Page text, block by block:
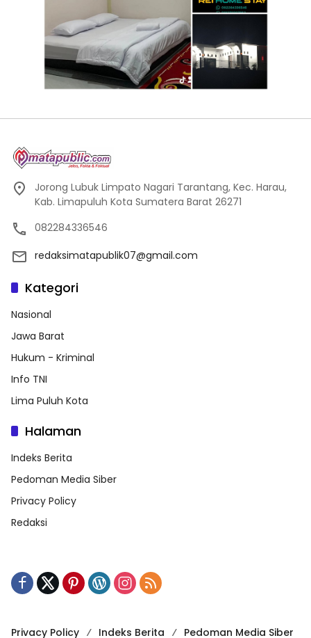
Jorong Lubuk Limpato Nagari Tarantang, Kec. Harau,
Kab. Limapuluh Kota Sumatera Barat 26271
082284336546
redaksimatapublik07@gmail.com
Kategori
Nasional
Jawa Barat
Hukum - Kriminal
Info TNI
Lima Puluh Kota
Halaman
Indeks Berita
Pedoman Media Siber
Privacy Policy
Redaksi
Privacy Policy Indeks Berita Pedoman Media Siber